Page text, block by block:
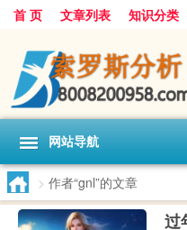
首 页 文章列表 知识分类
网站导航
> 作者“gnl”的文章
过